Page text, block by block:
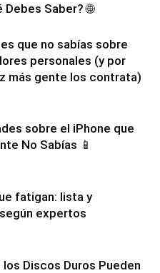
Debes Saber? 🌐
que no sabías sobre
personales (y por
más gente los contrata)
sobre el iPhone que
No Sabías 📱
fatigan: lista y
expertos
los Discos Duros Pueden